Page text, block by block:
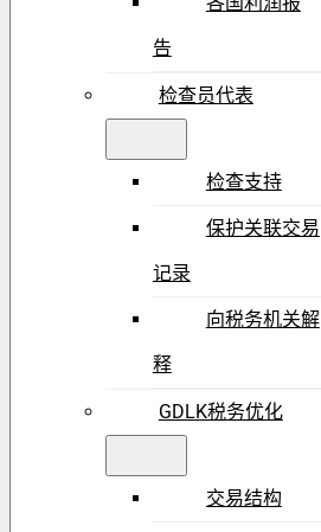
告
检查员代表
检查支持
保护关联交易
记录
向税务机关解
释
GDLK税务优化
交易结构